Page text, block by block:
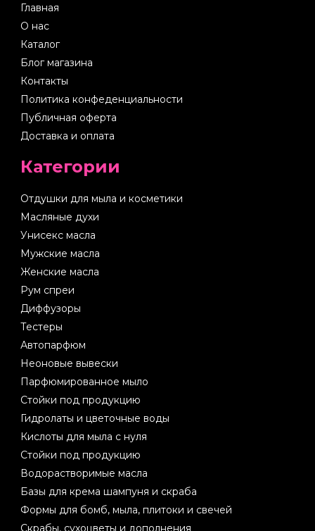
Главная
О нас
Каталог
Блог магазина
Контакты
Политика конфеденциальности
Публичная оферта
Доставка и оплата
Категории
Отдушки для мыла и косметики
Масляные духи
Унисекс масла
Мужские масла
Женские масла
Рум спреи
Диффузоры
Тестеры
Автопарфюм
Неоновые вывески
Парфюмированное мыло
Стойки под продукцию
Гидролаты и цветочные воды
Кислоты для мыла с нуля
Стойки под продукцию
Водорастворимые масла
Базы для крема шампуня и скраба
Формы для бомб, мыла, плитоки и свечей
Скрабы, сухоцветы и дополнения